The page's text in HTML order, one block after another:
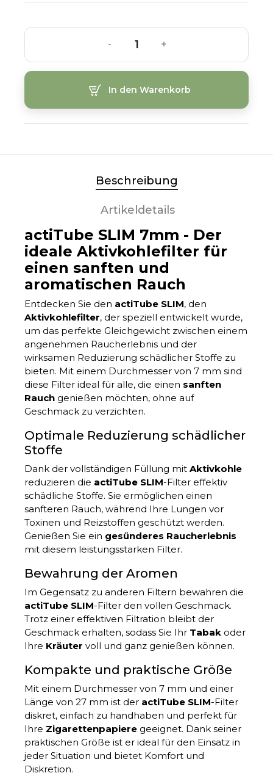
- +
In den Warenkorb
Beschreibung
Artikeldetails
actiTube SLIM 7mm - Der
ideale Aktivkohlefilter für
einen sanften und
aromatischen Rauch
Entdecken Sie den actiTube SLIM, den
Aktivkohlefilter, der speziell entwickelt wurde,
um das perfekte Gleichgewicht zwischen einem
angenehmen Raucherlebnis und der
wirksamen Reduzierung schädlicher Stoffe zu
bieten. Mit einem Durchmesser von 7 mm sind
diese Filter ideal für alle, die einen sanften
Rauch genießen möchten, ohne auf
Geschmack zu verzichten.
Optimale Reduzierung schädlicher
Stoffe
Dank der vollständigen Füllung mit Aktivkohle
reduzieren die actiTube SLIM-Filter effektiv
schädliche Stoffe. Sie ermöglichen einen
sanfteren Rauch, während Ihre Lungen vor
Toxinen und Reizstoffen geschützt werden.
Genießen Sie ein gesünderes Raucherlebnis
mit diesem leistungsstarken Filter.
Bewahrung der Aromen
Im Gegensatz zu anderen Filtern bewahren die
actiTube SLIM-Filter den vollen Geschmack.
Trotz einer effektiven Filtration bleibt der
Geschmack erhalten, sodass Sie Ihr Tabak oder
Ihre Kräuter voll und ganz genießen können.
Kompakte und praktische Größe
Mit einem Durchmesser von 7 mm und einer
Länge von 27 mm ist der actiTube SLIM-Filter
diskret, einfach zu handhaben und perfekt für
Ihre Zigarettenpapiere geeignet. Dank seiner
praktischen Größe ist er ideal für den Einsatz in
jeder Situation und bietet Komfort und
Diskretion.